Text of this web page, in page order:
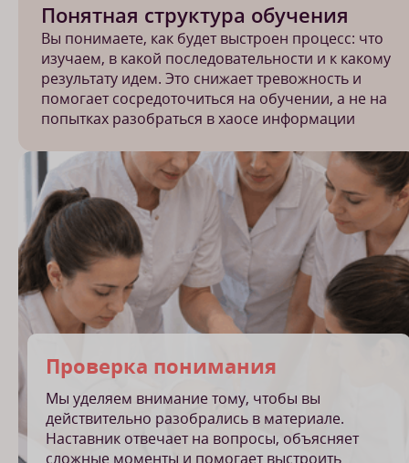
Понятная структура обучения
Вы понимаете, как будет выстроен процесс: что
изучаем, в какой последовательности и к какому
результату идем. Это снижает тревожность и
помогает сосредоточиться на обучении, а не на
попытках разобраться в хаосе информации
Проверка понимания
Мы уделяем внимание тому, чтобы вы
действительно разобрались в материале.
Наставник отвечает на вопросы, объясняет
сложные моменты и помогает выстроить